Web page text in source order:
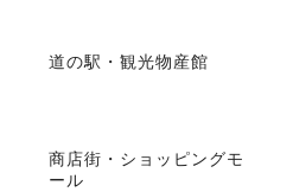
道の駅・観光物産館
商店街・ショッピングモ
ール